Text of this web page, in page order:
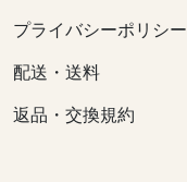
プライバシーポリシー
配送・送料
返品・交換規約